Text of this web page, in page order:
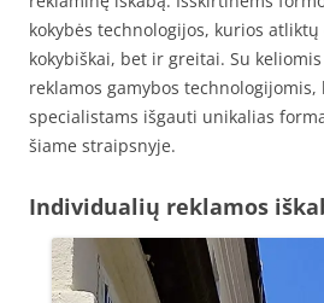
kokybės technologijos, kurios
kokybiškai, bet ir greitai. Su
reklamos gamybos technologijomis,
specialistams išgauti unikalias
šiame straipsnyje.
Individualių reklamos